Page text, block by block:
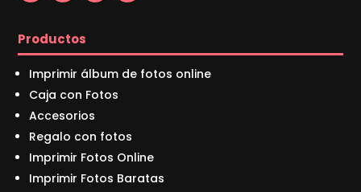
Productos
Imprimir álbum de fotos online
Caja con Fotos
Accesorios
Regalo con fotos
Imprimir Fotos Online
Imprimir Fotos Baratas